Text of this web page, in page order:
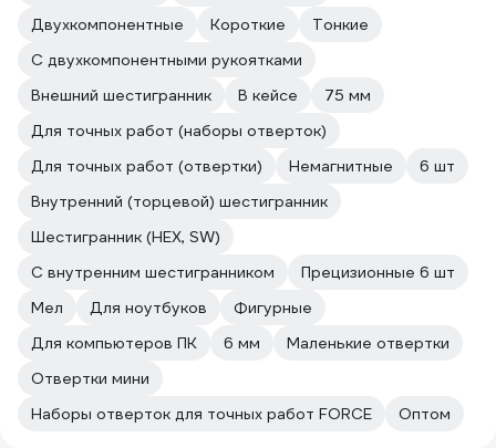
Двухкомпонентные
Короткие
Тонкие
С двухкомпонентными рукоятками
Внешний шестигранник
В кейсе
75 мм
Для точных работ (наборы отверток)
Для точных работ (отвертки)
Немагнитные
6 шт
Внутренний (торцевой) шестигранник
Шестигранник (HEX, SW)
С внутренним шестигранником
Прецизионные 6 шт
Мел
Для ноутбуков
Фигурные
Для компьютеров ПК
6 мм
Маленькие отвертки
Отвертки мини
Наборы отверток для точных работ FORCE
Оптом